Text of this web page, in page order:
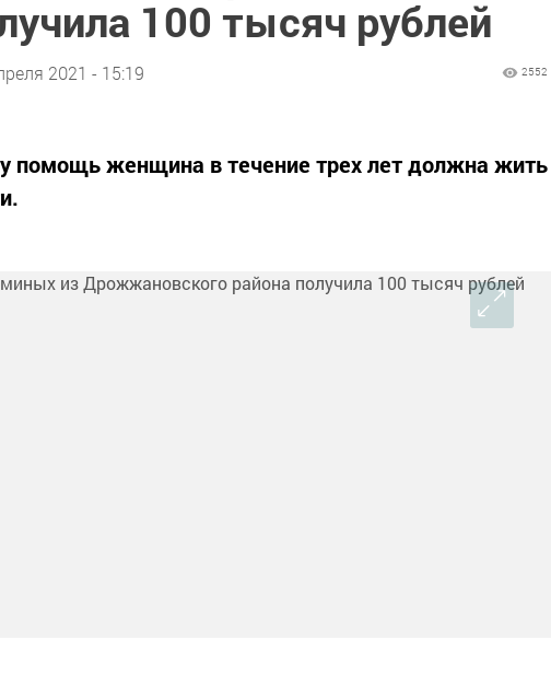
100 тысяч рублей
2021 - 15:19 2552
помощь женщина в течение трех лет должна